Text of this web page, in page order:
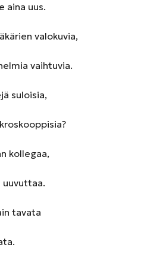
aina uus.
valokuvia,
vaihtuvia.
suloisia,
kollegaa,
uuvuttaa.
tavata